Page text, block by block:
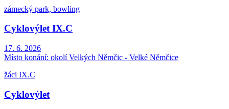
zámecký park, bowling
Cyklovýlet IX.C
17. 6. 2026
Místo konání: okolí Velkých Němčic - Velké Němčice
žáci IX.C
Cyklovýlet